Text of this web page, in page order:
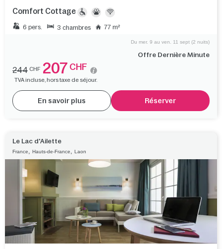
Comfort Cottage
6 pers. 3 chambres 77 m²
Offre Dernière Minute
Du mer. 9 au ven. 11 sept (2 nuits)
244 CHF 207 CHF
TVA incluse, hors taxe de séjour.
En savoir plus Réserver
Le Lac d'Ailette
France, Hauts-de-France, Laon